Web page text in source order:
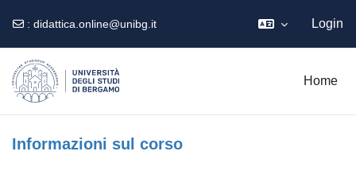
: didattica.online@unibg.it Login
Home
Informazioni sul corso